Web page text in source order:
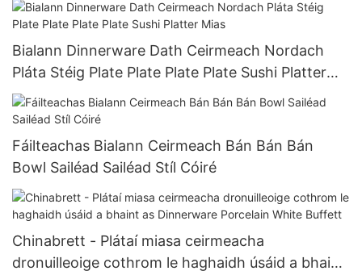
Bialann Dinnerware Dath Ceirmeach Nordach
Pláta Stéig Plate Plate Plate Plate Sushi Platter
Mias
Fáilteachas Bialann Ceirmeach Bán Bán Bán
Bowl Sailéad Sailéad Stíl Cóiré
Chinabrett - Plátaí miasa ceirmeacha
dronuilleoige cothrom le haghaidh úsáid a bhaint